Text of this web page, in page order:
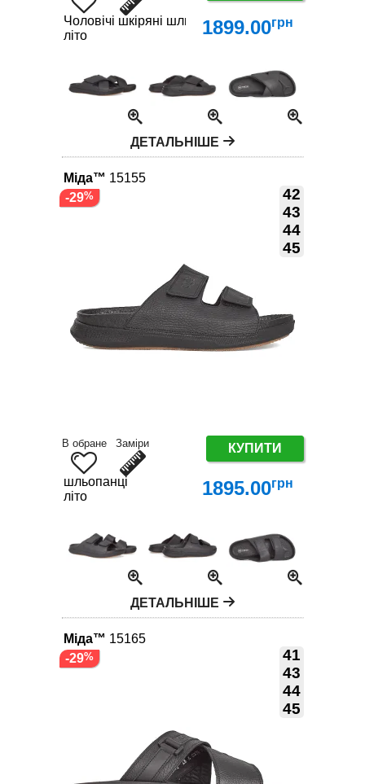
Чоловічі шкіряні шльопанці МІДА купити в
літо
1899.00грн
ДЕТАЛЬНІШЕ
Міда™ 15155
42
43
44
45
В обране Заміри КУПИТИ
шльопанці
літо
1895.00грн
-29
ДЕТАЛЬНІШЕ
Міда™ 15165
41
43
44
45
-29